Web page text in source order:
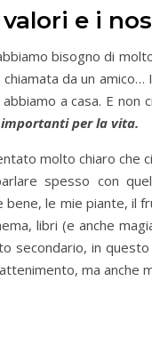
e i
bisogno di
da un
a casa. E non
per la vita.
molto chiaro che
spesso con
bene, le mie piante,
libri (e anche
secondario, in
ma anche